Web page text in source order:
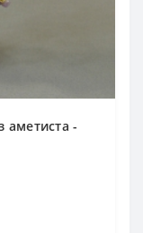
аметиста -